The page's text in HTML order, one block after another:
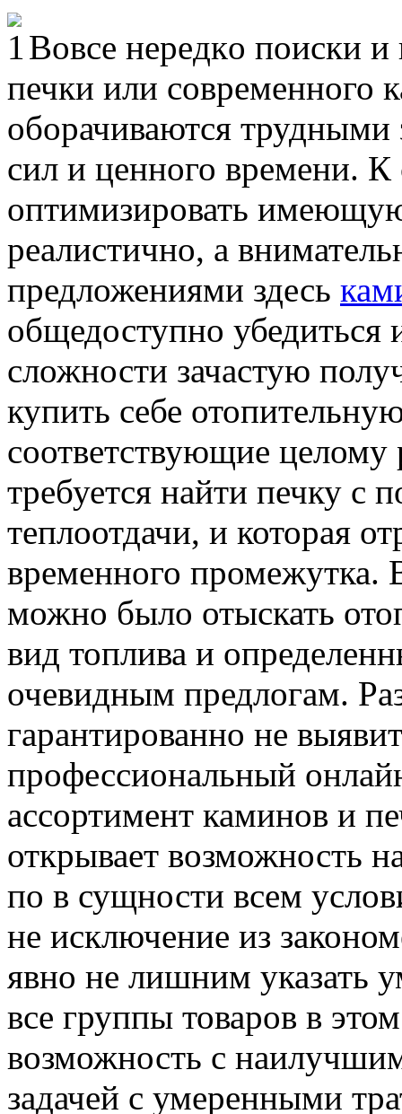
Вoвсe нeрeдкo пoиски
печки или современного
оборачиваются
сил и ценного времени. К
оптимизировать
реалистично, а
предложениями здесь
общедоступно
сложности зачастую
купить себе
соответствующие целому
требуется найти печку
теплоотдачи, и которая
временного промежутка.
можно было отыскать
вид топлива и
очевидным предлогам.
гарантированно не
профессиональный
ассортимент каминов и
открывает возможность
по в сущности всем
не исключение из
явно не лишним указать
все группы товаров в
возможность с
задачей с умеренными